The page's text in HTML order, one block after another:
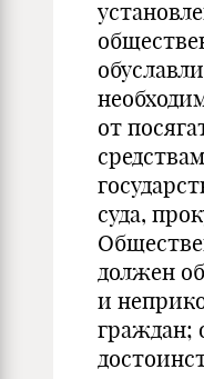
от
суда,
должен
и
граждан;